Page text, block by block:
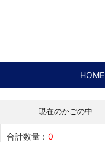
HOME
現在のかごの中
合計数量： 0